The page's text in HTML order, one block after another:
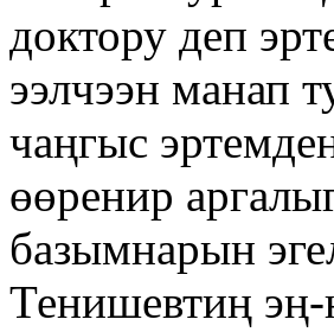
доктору деп
ээлчээн манап
чаңгыс
өөренир
базымнарын
Тенишевтиң